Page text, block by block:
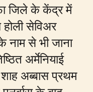
जिले के केंद्र में
सेविअर
से भी जाना
अर्मेनियाई
अब्बास प्रथम